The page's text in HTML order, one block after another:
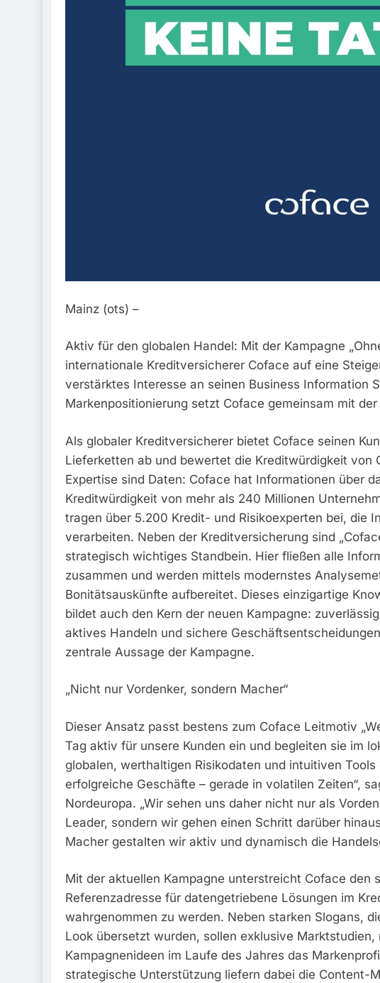
Mainz (ots) –
Aktiv für den globalen Handel: Mit der Kampagne
internationale Kreditversicherer Coface auf eine
verstärktes Interesse an seinen Business Information
Markenpositionierung setzt Coface gemeinsam mit
Als globaler Kreditversicherer bietet Coface seinen
Lieferketten ab und bewertet die Kreditwürdigkeit von
Expertise sind Daten: Coface hat Informationen über
Kreditwürdigkeit von mehr als 240 Millionen
tragen über 5.200 Kredit- und Risikoexperten bei, die
verarbeiten. Neben der Kreditversicherung sind
strategisch wichtiges Standbein. Hier fließen alle
zusammen und werden mittels modernstes
Bonitätsauskünfte aufbereitet. Dieses einzigartige
bildet auch den Kern der neuen Kampagne:
aktives Handeln und sichere
zentrale Aussage der Kampagne.
„Nicht nur Vordenker, sondern Macher“
Dieser Ansatz passt bestens zum Coface Leitmotiv
Tag aktiv für unsere Kunden ein und begleiten sie im
globalen, werthaltigen Risikodaten und intuitiven
erfolgreiche Geschäfte – gerade in volatilen Zeiten“,
Nordeuropa. „Wir sehen uns daher nicht nur als
Leader, sondern wir gehen einen Schritt darüber
Macher gestalten wir aktiv und dynamisch die
Mit der aktuellen Kampagne unterstreicht Coface den
Referenzadresse für datengetriebene Lösungen im
wahrgenommen zu werden. Neben starken Slogans,
Look übersetzt wurden, sollen exklusive
Kampagnenideen im Laufe des Jahres das
strategische Unterstützung liefern dabei die Content-